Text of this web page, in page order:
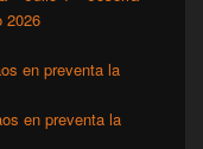
2026
en preventa la
en preventa la